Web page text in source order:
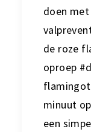
doen
de roze
oproep
minuut
een